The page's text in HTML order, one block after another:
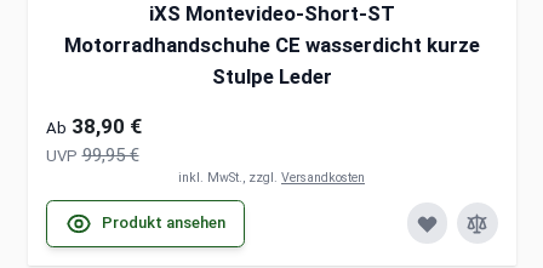
iXS Montevideo-Short-ST
Motorradhandschuhe CE wasserdicht kurze
Stulpe Leder
Ab 38,90 €
UVP 99,95 €
inkl. MwSt., zzgl. Versandkosten
Produkt ansehen